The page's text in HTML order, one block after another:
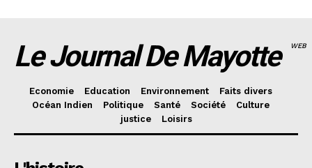
Le Journal De Mayotte WEB
Economie Education Environnement
Faits divers
Océan Indien
Politique Santé Société
Culture
justice
Loisirs